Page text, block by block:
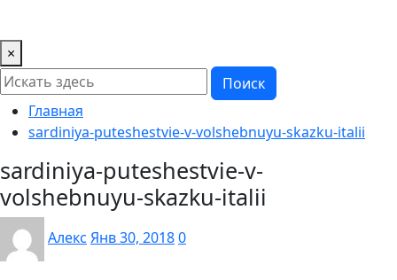
×
Поиск
Главная
sardiniya-puteshestvie-v-volshebnuyu-skazku-italii
sardiniya-puteshestvie-v-
volshebnuyu-skazku-italii
Алекс Янв 30, 20180